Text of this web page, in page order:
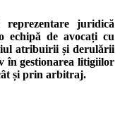
reprezentare juridică
echipă de avocați cu
atribuirii și derulării
în gestionarea litigiilor
și prin arbitraj.